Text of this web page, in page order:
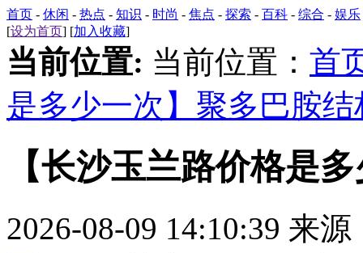
首页 - 休闲 - 热点 - 知识 - 时尚 - 焦点 - 探索 - 百科 - 综合 - 娱乐
[设为首页] [加入收藏]
当前位置: 当前位置： 首
是多少一次】聚多巴胺结
【长沙玉兰路价格是
2026-08-09 14:10:39 来源